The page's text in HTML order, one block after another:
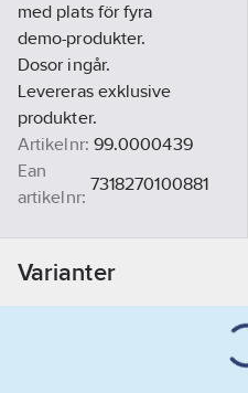
med plats för fyra
demo-produkter.
Dosor ingår.
Levereras exklusive
produkter.
Artikelnr: 99.0000439
Ean
artikelnr:
7318270100881
Varianter